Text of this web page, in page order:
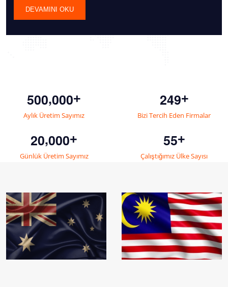
DEVAMINI OKU
500,000+
Aylık Üretim Sayımız
249+
Bizi Tercih Eden Firmalar
20,000+
Günlük Üretim Sayımız
55+
Çalıştığımız Ülke Sayısı